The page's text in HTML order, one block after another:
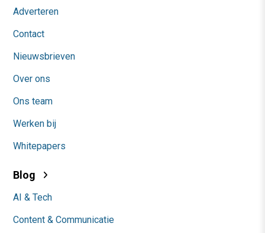
Adverteren
Contact
Nieuwsbrieven
Over ons
Ons team
Werken bij
Whitepapers
Blog
AI & Tech
Content & Communicatie